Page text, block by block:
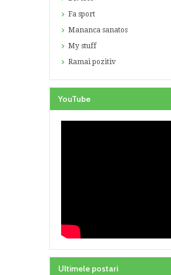
Fa sport
Mananca sanatos
My stuff
Ramai pozitiv
YouTube
Ultimele postari